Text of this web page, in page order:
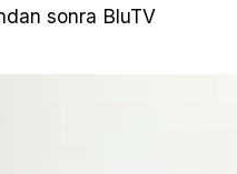
sonra BluTV